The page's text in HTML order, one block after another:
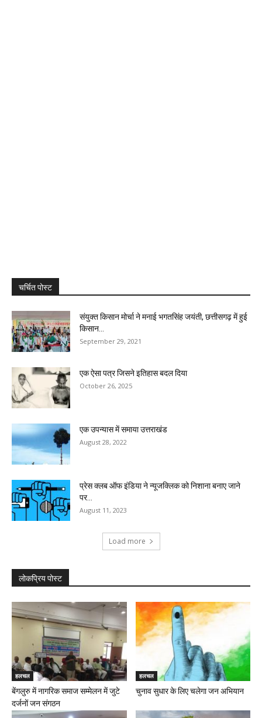
चर्चित पोस्ट
संयुक्त किसान मोर्चा ने मनाई भगतसिंह जयंती, छत्तीसगढ़ में हुई
किसान...
September 29, 2021
एक ऐसा पत्र जिसने इतिहास बदल दिया
October 26, 2025
एक उपन्यास में समाया उत्तराखंड
August 28, 2022
प्रेस क्लब ऑफ इंडिया ने न्यूजक्लिक को निशाना बनाए जाने
पर...
August 11, 2023
Load more
लोकप्रिय पोस्ट
हलचल
बेंगलुरु में नागरिक समाज सम्मेलन में जुटे
दर्जनों जन संगठन
हलचल
चुनाव सुधार के लिए चलेगा जन अभियान